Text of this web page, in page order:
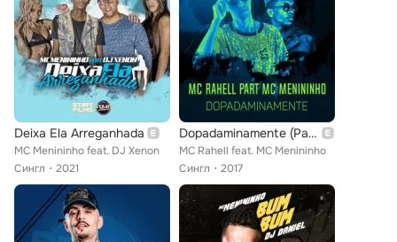
Deixa Ela Arreganhada
MC Menininho feat. DJ Xenon
Сингл
2021
Dopadaminamente (Participação especial MC Menininho)
MC Rahell feat. MC Menininho
Сингл
2017